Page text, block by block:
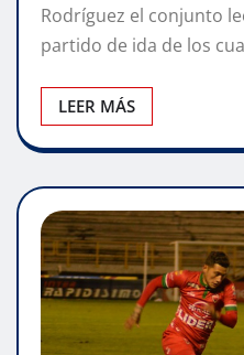
Rodríguez el conjunto
partido de ida de los
LEER MÁS